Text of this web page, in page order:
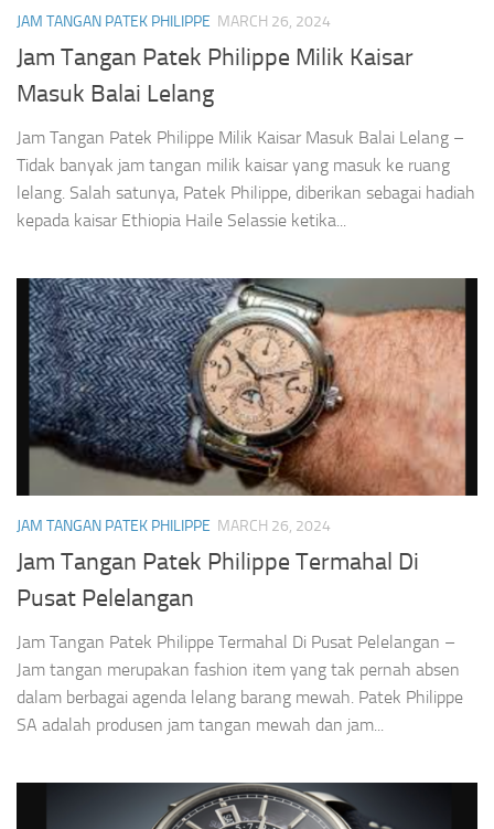
JAM TANGAN PATEK PHILIPPE MARCH 26, 2024
Jam Tangan Patek Philippe Milik Kaisar
Masuk Balai Lelang
Jam Tangan Patek Philippe Milik Kaisar Masuk Balai Lelang –
Tidak banyak jam tangan milik kaisar yang masuk ke ruang
lelang. Salah satunya, Patek Philippe, diberikan sebagai hadiah
kepada kaisar Ethiopia Haile Selassie ketika...
JAM TANGAN PATEK PHILIPPE MARCH 26, 2024
Jam Tangan Patek Philippe Termahal Di
Pusat Pelelangan
Jam Tangan Patek Philippe Termahal Di Pusat Pelelangan –
Jam tangan merupakan fashion item yang tak pernah absen
dalam berbagai agenda lelang barang mewah. Patek Philippe
SA adalah produsen jam tangan mewah dan jam...